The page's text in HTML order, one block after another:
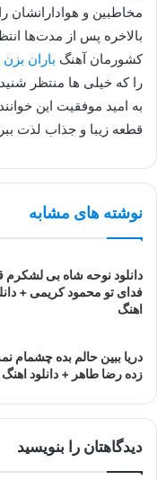
مخاطبین و هوادارانشان
بالاخره پس از مدت‌ها
کشورمان آهنگ باران
را که خیلی ها منتظر
به امید موفقیت این
قطعه زیبا و جذاب لذت
نوشته های مشابه
دانلود نوحه شاه بی لشکرم
فدای تو محمود کریمی +
اهنگ
دریا ببین حالم بده چشمام
زده رضا طاهر + دانلود اهنگ
دیدگاهتان را بنویسید